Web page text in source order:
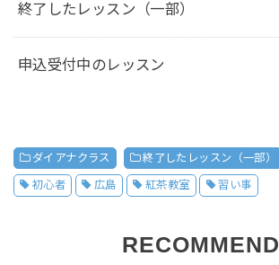
終了したレッスン（一部）
申込受付中のレッスン
ダイアナクラス 終了したレッスン（一部）
初心者 広島 紅茶教室 習い事
RECOMMEND